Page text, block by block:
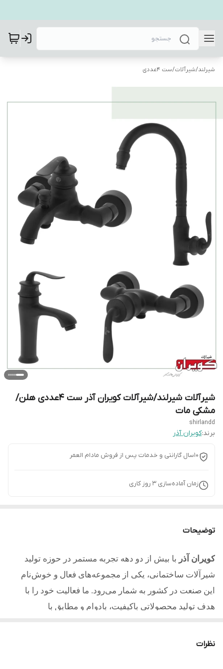
شیرلند/شیرآلات/ست 4عددی
شیرآلات شیرلند/شیرآلات کویران آذر ست 4عددی هلن/
مشکی مات
shirlandd
برند:کویران آذر
10سال گارانتی و خدمات پس از فروش مادام العمر
زمان آماده‌سازی 3 روز کاری
توضیحات
کویران آذر با بیش از دو دهه تجربه مستمر در حوزه تولید
شیرآلات ساختمانی، یکی از مجموعه‌های فعال و خوش‌نام
این صنعت در کشور به شمار می‌رود. ما فعالیت خود را با
هدف تولید محصولاتی باکیفیت، بادوام و مطابق با
فنی و تعهد به مشتریان یکی از مطلوب ترین تولیدکنندگان در
نظرات